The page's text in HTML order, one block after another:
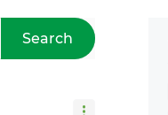
Search